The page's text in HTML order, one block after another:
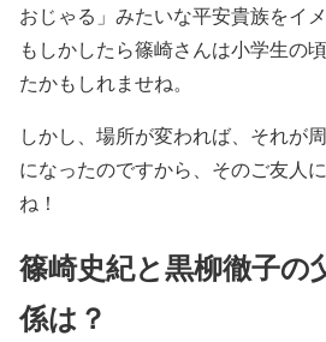
おじゃる」みたいな平安貴族をイ
もしかしたら篠崎さんは小学生の
たかもしれませね。
しかし、場所が変われば、それが
になったのですから、そのご友人
ね！
篠崎史紀と黒柳徹子の
係は？